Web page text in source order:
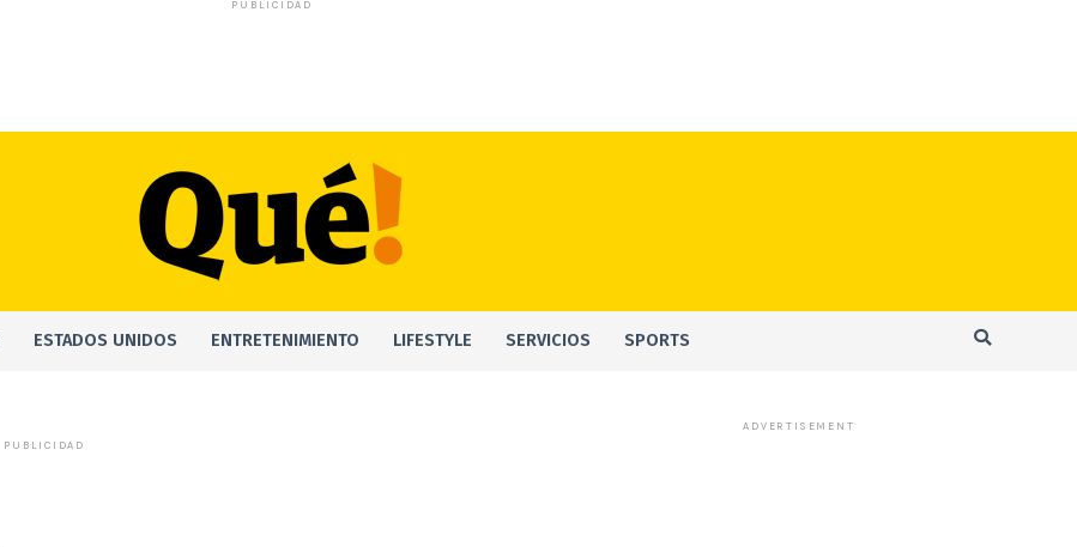
PUBLICIDAD
ESTADOS UNIDOS ENTRETENIMIENTO LIFESTYLE SERVICIOS SPORTS
PUBLICIDAD
ADVERTISEMENT